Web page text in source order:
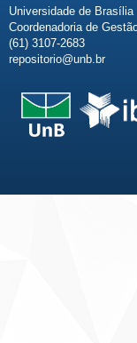
Universidade de
Coordenadoria de
(61) 3107-2683
repositorio@unb.br